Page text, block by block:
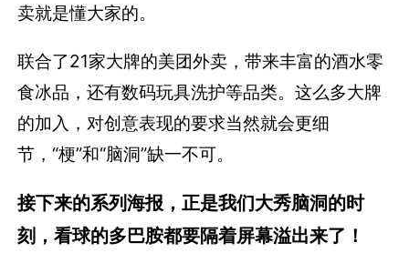
卖就是懂大家的。
联合了21家大牌的美团外卖，带来丰富的酒水零
食冰品，还有数码玩具洗护等品类。这么多大牌
的加入，对创意表现的要求当然就会更细
节，“梗”和“脑洞”缺一不可。
接下来的系列海报，正是我们大秀脑洞的时
刻，看球的多巴胺都要隔着屏幕溢出来了！